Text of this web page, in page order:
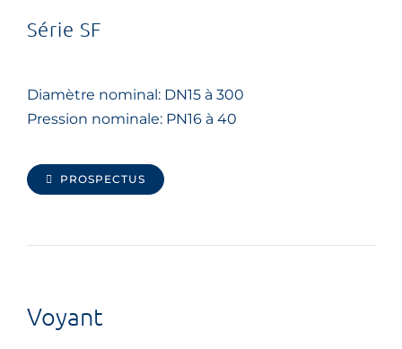
Série SF
Diamètre nominal: DN15 à 300
Pression nominale: PN16 à 40
PROSPECTUS
Voyant